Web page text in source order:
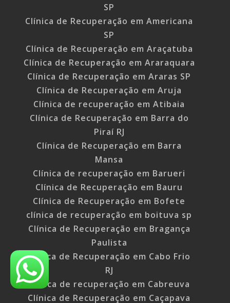
SP
Clínica de Recuperação em Americana
SP
Clínica de Recuperação em Araçatuba
Clínica de Recuperação em Araraquara
Clínica de Recuperação em Araras SP
Clínica de Recuperação em Aruja
Clínica de recuperação em Atibaia
Clínica de Recuperação em Barra do
Piraí RJ
Clínica de Recuperação em Barra
Mansa
Clínica de recuperação em Barueri
Clínica de Recuperação em Bauru
Clínica de Recuperação em Bofete
clínica de recuperação em boituva sp
Clínica de Recuperação em Bragança
Paulista
Clínica de Recuperação em Cabo Frio
RJ
Clínica de recuperação em Cabreuva
Clínica de Recuperação em Caçapava